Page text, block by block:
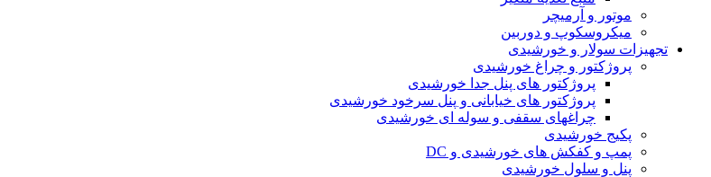
موتور و آرمیچر
میکروسکوپ و دوربین
تجهیزات سولار و خورشیدی
پروژکتور و چراغ خورشیدی
پروژکتور های پنل جدا خورشیدی
پروژکتور های خیابانی و پنل سرخود خورشیدی
چراغهای سقفی و سوله ای خورشیدی
پکیج خورشیدی
پمپ و کفکش های خورشیدی و DC
پنل و سلول خورشیدی